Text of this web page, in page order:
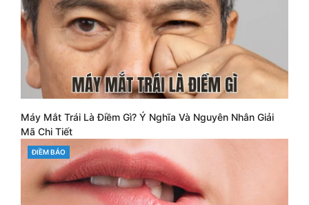
Máy Mắt Trái Là Điềm Gì? Ý Nghĩa Và Nguyên Nhân Giải
Mã Chi Tiết
CATEGORIES
ĐIỀM BÁO